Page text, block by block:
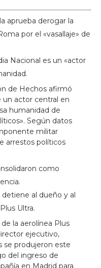
aprueba derogar la
por el «vasallaje» de
Nacional es un «actor
de Hechos afirmó
un actor central en
humanidad de
Según datos
militar
arrestos políticos
como
al dueño y al
Ultra.
la aerolínea Plus
ejecutivo,
se produjeron este
del ingreso de
en Madrid para